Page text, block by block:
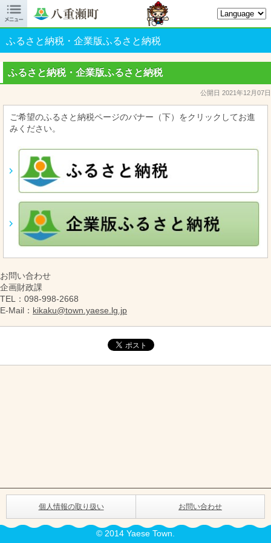
 八重瀬町オフィシャルサイト
ふるさと納税・企業版ふるさと納税
ふるさと納税・企業版ふるさと納税
公開日 2021年12月07日
ご希望のふるさと納税ページのバナー（下）をクリックしてお進
みください。
お問い合わせ
企画財政課
TEL ：098-998-2668
E-Mail ： kikaku@town.yaese.lg.jp
個人情報の取り扱い お問い合わせ
© 2014 Yaese Town.